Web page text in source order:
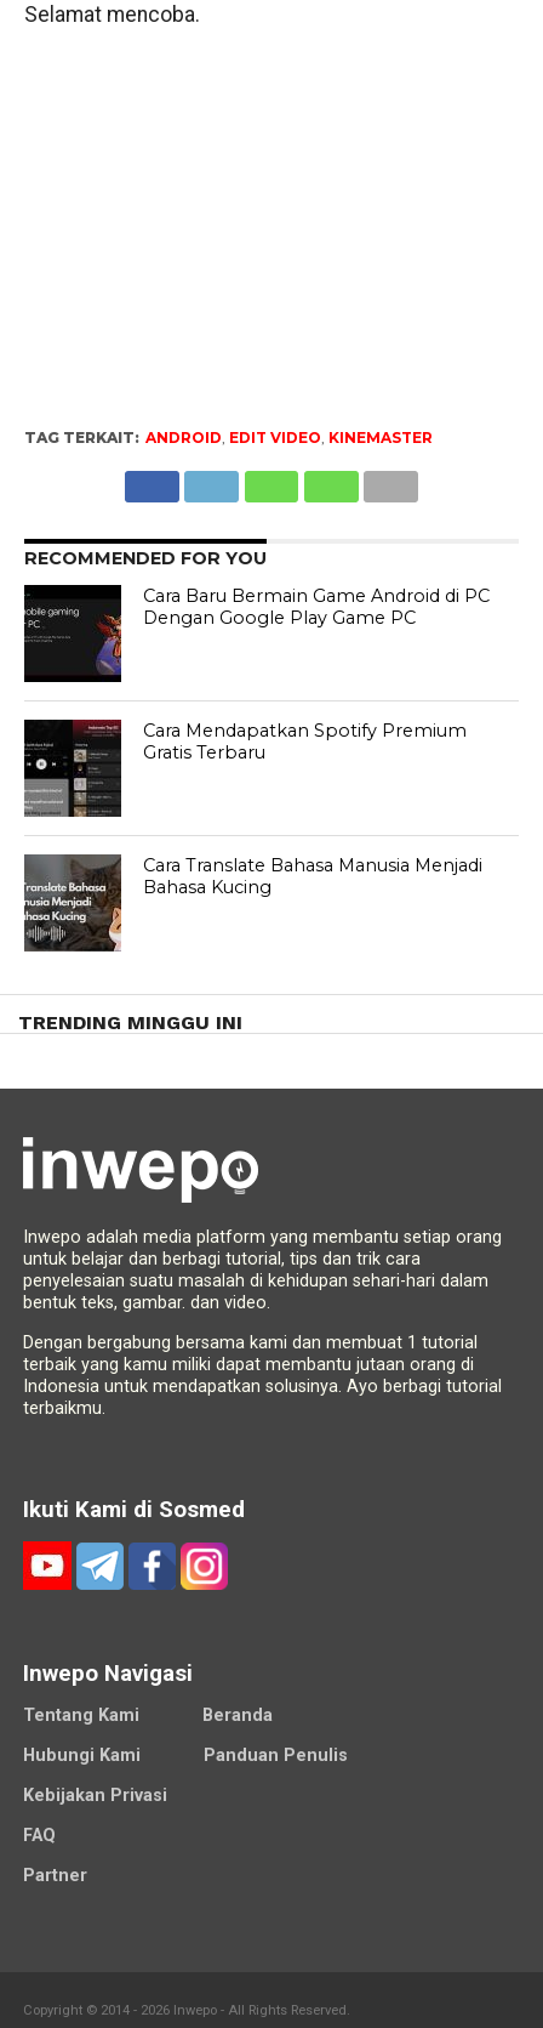
Selamat mencoba.
TAG TERKAIT: ANDROID EDIT VIDEO KINEMASTER
RECOMMENDED FOR YOU
Cara Baru Bermain Game Android di PC
Dengan Google Play Game PC
Cara Mendapatkan Spotify Premium
Gratis Terbaru
Cara Translate Bahasa Manusia Menjadi
Bahasa Kucing
TRENDING MINGGU INI
Inwepo adalah media platform yang membantu setiap orang
untuk belajar dan berbagi tutorial, tips dan trik cara
penyelesaian suatu masalah di kehidupan sehari-hari dalam
bentuk teks, gambar. dan video.
Dengan bergabung bersama kami dan membuat 1 tutorial
terbaik yang kamu miliki dapat membantu jutaan orang di
Indonesia untuk mendapatkan solusinya. Ayo berbagi tutorial
terbaikmu.
Ikuti Kami di Sosmed
Inwepo Navigasi
Tentang Kami
Beranda
Hubungi Kami
Panduan Penulis
Kebijakan Privasi
FAQ
Partner
Copyright © 2014 - 2026 Inwepo - All Rights Reserved.